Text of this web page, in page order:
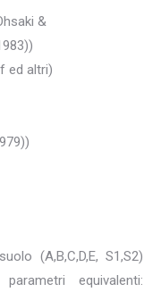
&
ed altri)
(A,B,C,D,E, S1,S2)
equivalenti: